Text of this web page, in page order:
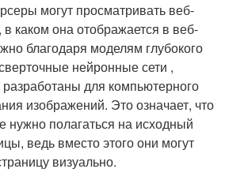
могут просматривать веб-
каком она отображается в веб-
благодаря моделям глубокого
нейронные сети ,
для компьютерного
изображений. Это означает, что
нужно полагаться на исходный
ведь вместо этого они могут
визуально.